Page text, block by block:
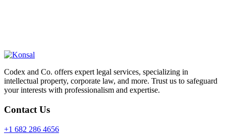
Codex and Co. offers expert legal services, specializing in
intellectual property, corporate law, and more. Trust us to safeguard
your interests with professionalism and expertise.
Contact Us
+1 682 286 4656